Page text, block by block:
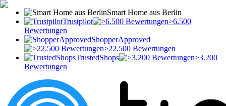
Smart Home aus Berlin
Trustpilot
>6.500
Bewertungen
ShopperApproved
>22.500 Bewertungen
TrustedShops
>3.200
Bewertungen